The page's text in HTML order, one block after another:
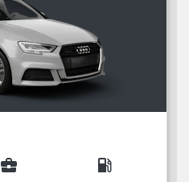
business_center local_gas_station